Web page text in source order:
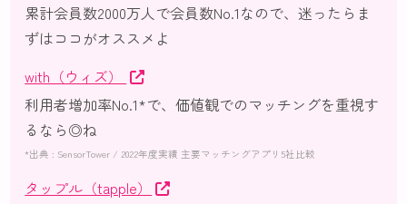
累計会員数2000万人で会員数No.1なので、迷ったらま
ずはココがオススメよ
with（ウィズ）
利用者増加率No.1*で、価値観でのマッチングを重視す
るなら◎ね
*出典 : SensorTower / 2022年度実績 主要マッチングアプリ5社比較
タップル（tapple）